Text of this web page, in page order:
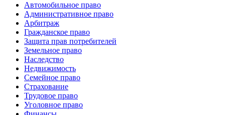
Автомобильное право
Административное право
Арбитраж
Гражданское право
Защита прав потребителей
Земельное право
Наследство
Недвижимость
Семейное право
Страхование
Трудовое право
Уголовное право